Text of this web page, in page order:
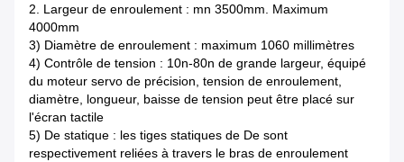
2. Largeur de enroulement : mn 3500mm. Maximum
4000mm
3) Diamètre de enroulement : maximum 1060 millimètres
4) Contrôle de tension : 10n-80n de grande largeur, équipé
du moteur servo de précision, tension de enroulement,
diamètre, longueur, baisse de tension peut être placé sur
l'écran tactile
5) De statique : les tiges statiques de De sont
respectivement reliées à travers le bras de enroulement